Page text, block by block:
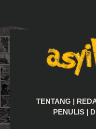
TENTANG
PENULIS